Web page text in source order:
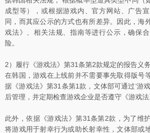
成型等），或根据游戏内、官方网站、广告
同，而其应公示的方式也有所差异。因此，海
戏法》、相关法规、指南等进行公示，确保
险。
2）履行《游戏法》第31条第2款规定的报告义务
在韩国，游戏在上线前并不需要事先取得版号
据《游戏法》第31条第1款，文体部可通过‘游
后管理，并定期检查游戏企业是否遵守《游戏法
此外，依据《游戏法》第31条第2款，为了维
将游戏用于射幸行为或助长射幸性，文体部或